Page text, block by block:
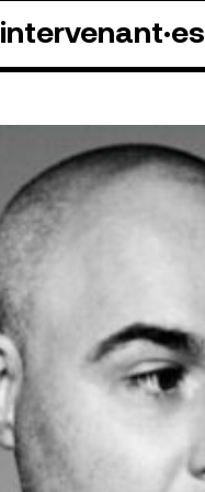
intervenant·es